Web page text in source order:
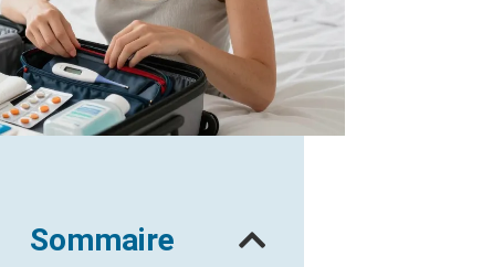
Sommaire